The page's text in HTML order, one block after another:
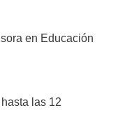
en Educación
las 12